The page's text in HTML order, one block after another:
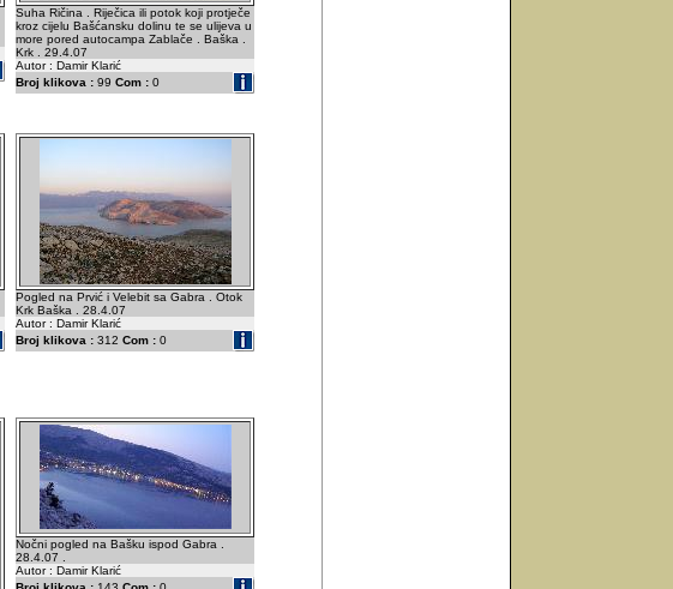
Suha Ričina . Riječica ili potok koji protječe
kroz cijelu Bašćansku dolinu te se ulijeva u
more pored autocampa Zablače . Baška .
Krk . 29.4.07
Autor : Damir Klarić
Broj klikova : 99 Com : 0
Pogled na Prvić i Velebit sa Gabra . Otok
Krk Baška . 28.4.07
Autor : Damir Klarić
Broj klikova : 312 Com : 0
Nočni pogled na Bašku ispod Gabra .
28.4.07 .
Autor : Damir Klarić